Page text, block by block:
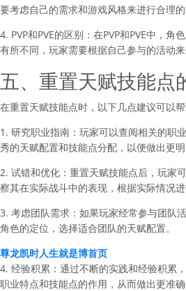
要考虑自己的需求和游戏风格来进行合理的
4. PVP和PVE的区别：在PVP和PVE中，角
有所不同，玩家需要根据自己参与的活动来
五、重置天赋技能点
在重置天赋技能点时，以下几点建议可以
1. 研究职业指南：玩家可以查阅相关的职
秀的天赋配置和技能点分配，以便做出更明
2. 试错和优化：重置天赋技能点后，玩家
察其在实际战斗中的表现，根据实际情况进
3. 考虑团队需求：如果玩家经常参与团队
角色的定位，选择适合团队的天赋配置。
尊龙凯时人生就是博首页
4. 经验积累：通过不断的实践和经验积累
职业特点和技能点的作用，从而做出更准确